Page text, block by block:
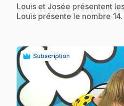
.Louis et Josée présentent
Louis présente le nombre 14.
Subscription